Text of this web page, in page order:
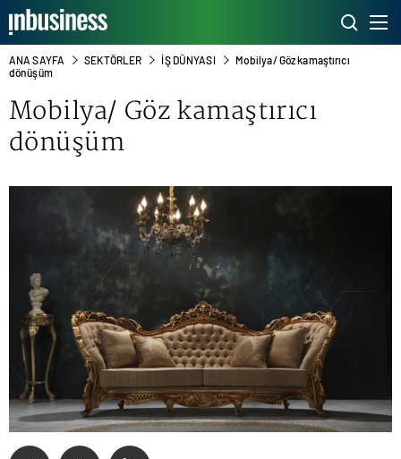
ANA SAYFA SEKTÖRLER İŞ DÜNYASI
Mobilya/ Göz kamaştırıcı
dönüşüm
Mobilya/ Göz kamaştırıcı
dönüşüm